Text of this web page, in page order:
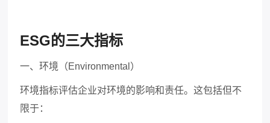
ESG的三大指标
一、环境（Environmental ）
环境指标评估企业对环境的影响和责任。这包括但不
限于：